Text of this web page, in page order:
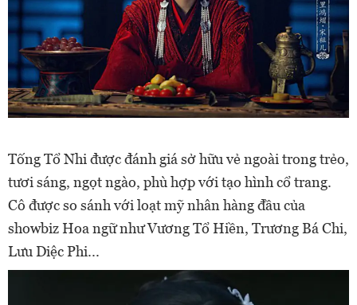
Tống Tổ Nhi được đánh giá sở hữu vẻ ngoài trong trẻo,
tươi sáng, ngọt ngào, phù hợp với tạo hình cổ trang.
Cô được so sánh với loạt mỹ nhân hàng đầu của
showbiz Hoa ngữ như Vương Tổ Hiền, Trương Bá Chi,
Lưu Diệc Phi...